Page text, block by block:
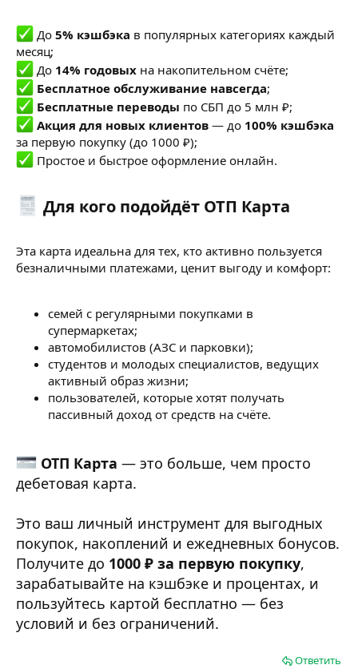
До 5% кэшбэка в популярных категориях каждый
месяц;
До 14% годовых на накопительном счёте;
Бесплатное обслуживание навсегда;
Бесплатные переводы по СБП до 5 млн ₽;
Акция для новых клиентов — до 100% кэшбэка
за первую покупку (до 1000 ₽);
Простое и быстрое оформление онлайн.
Для кого подойдёт ОТП Карта​
Эта карта идеальна для тех, кто активно пользуется
безналичными платежами, ценит выгоду и комфорт:
семей с регулярными покупками в
супермаркетах;
автомобилистов (АЗС и парковки);
студентов и молодых специалистов, ведущих
активный образ жизни;
пользователей, которые хотят получать
пассивный доход от средств на счёте.
ОТП Карта — это больше, чем просто
дебетовая карта.
Это ваш личный инструмент для выгодных
покупок, накоплений и ежедневных бонусов.
Получите до 1000 ₽ за первую покупку,
зарабатывайте на кэшбэке и процентах, и
пользуйтесь картой бесплатно — без
условий и без ограничений.
Ответить